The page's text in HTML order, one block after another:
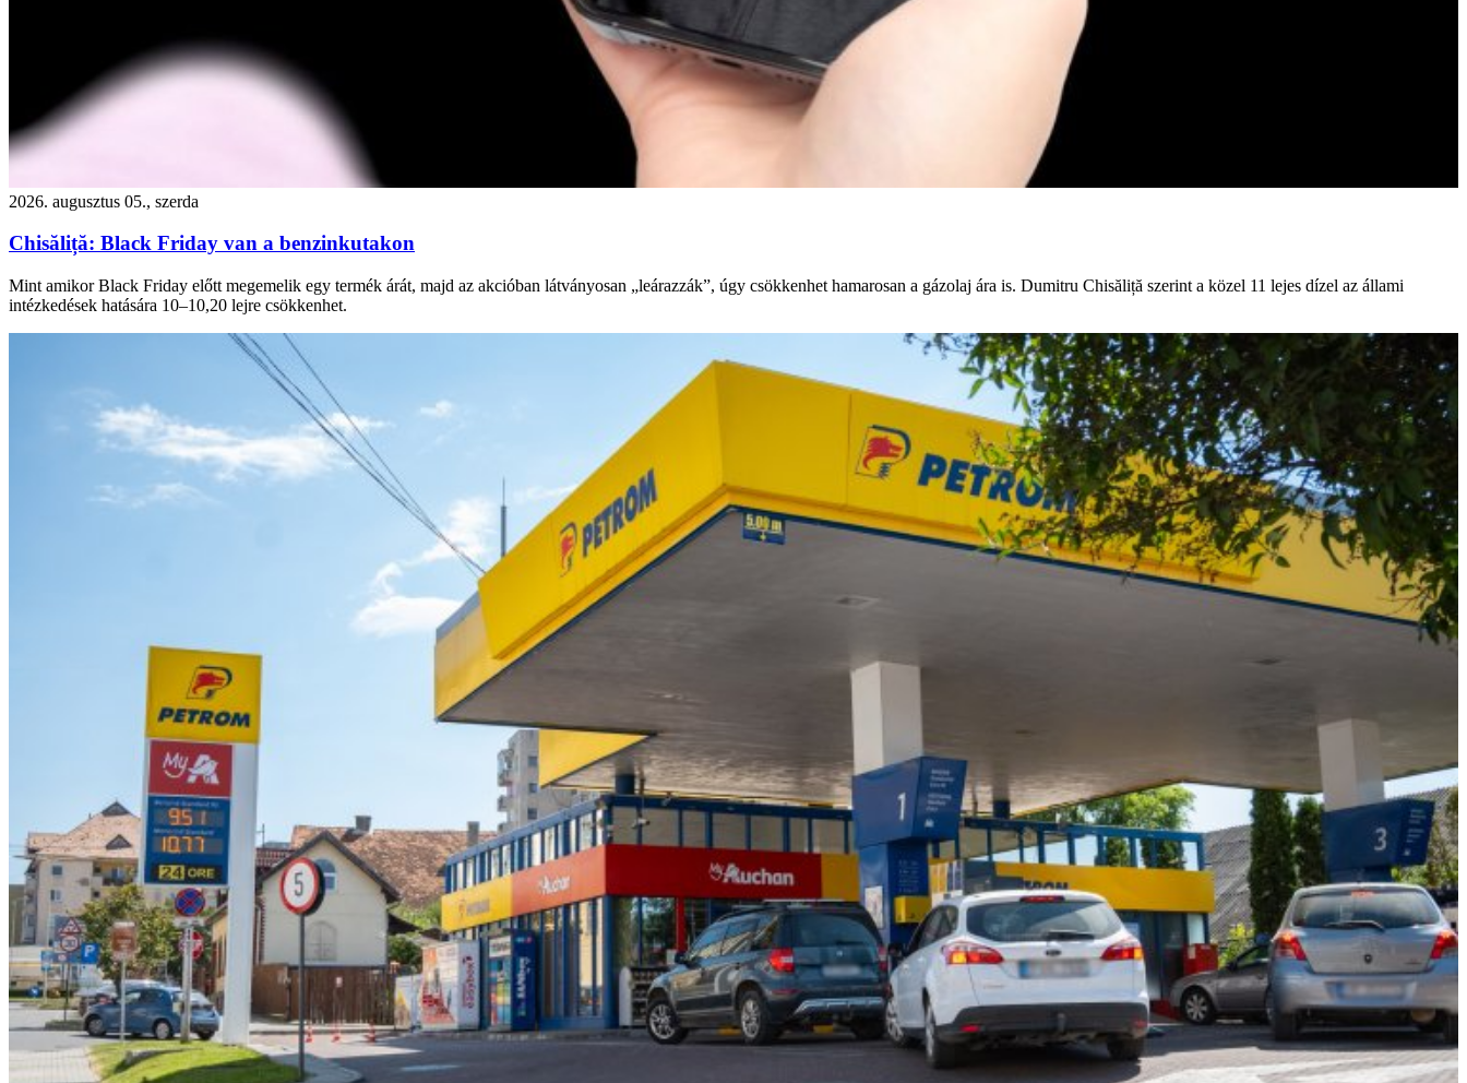
2026. augusztus 05., szerda
Chisăliță: Black Friday van a benzinkutakon
Mint amikor Black Friday előtt megemelik egy termék árát, majd az akcióban látványosan „leárazzák”, úgy csökkenhet hamarosan a gázolaj ára is. Dumitru Chisăliță szerint a közel 11 lejes dízel az állami
intézkedések hatására 10–10,20 lejre csökkenhet.